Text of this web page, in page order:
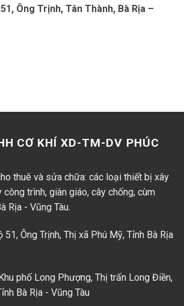
Ông Trịnh, Tân Thành, Bà Rịa –
CƠ KHÍ XD-TM-DV PHÚC
thuê và sửa chữa: các loại thiết bị xây
trình, giàn giáo, cây chống, cùm
Rịa - Vũng Tàu.
51, Ông Trịnh, Thị xã Phú Mỹ, Tỉnh Bà Rịa
phố Long Phượng, Thị trấn Long Điền,
Bà Rịa - Vũng Tàu